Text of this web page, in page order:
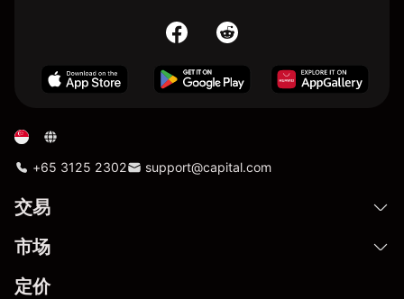
+65 3125 2302 support@capital.com
交易
市场
定价